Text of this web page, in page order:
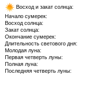
Восход и закат солнца:
Начало сумерек:
Восход солнца:
Закат солнца:
Окончание сумерек:
Длительность светового дня:
Молодая луна:
Первая четверть луны:
Полная луна:
Последняя четверть луны: